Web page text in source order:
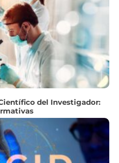
del Investigador: